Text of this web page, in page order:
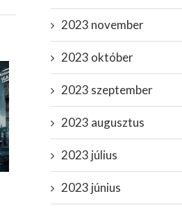
“Hát azt kell mondjam baj van. A
mai...
2023 november
2023 október
2023 szeptember
2023 augusztus
2023 július
2023 június